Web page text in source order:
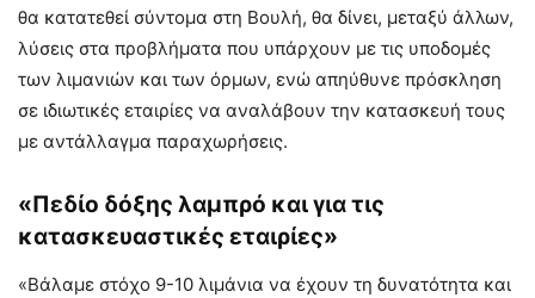
θα κατατεθεί σύντομα στη Βουλή, θα δίνει, μεταξύ άλλων,
λύσεις στα προβλήματα που υπάρχουν με τις υποδομές
των λιμανιών και των όρμων, ενώ απηύθυνε πρόσκληση
σε ιδιωτικές εταιρίες να αναλάβουν την κατασκευή τους
με αντάλλαγμα παραχωρήσεις.
«Πεδίο δόξης λαμπρό και για τις
κατασκευαστικές εταιρίες»
«Βάλαμε στόχο 9-10 λιμάνια να έχουν τη δυνατότητα και